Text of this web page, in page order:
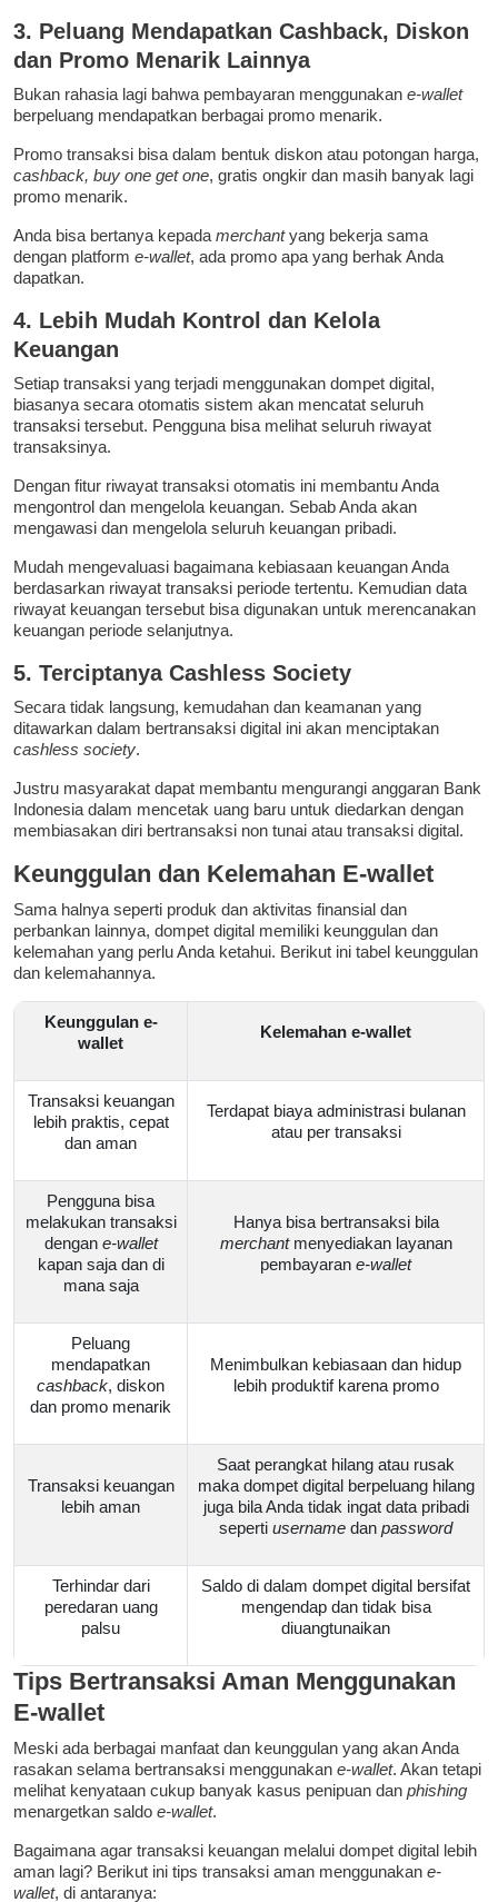
3. Peluang Mendapatkan Cashback, Diskon
dan Promo Menarik Lainnya
Bukan rahasia lagi bahwa pembayaran menggunakan e-wallet
berpeluang mendapatkan berbagai promo menarik.
Promo transaksi bisa dalam bentuk diskon atau potongan harga,
cashback, buy one get one, gratis ongkir dan masih banyak lagi
promo menarik.
Anda bisa bertanya kepada merchantyang bekerja sama
dengan platform e-wallet, ada promo apa yang berhak Anda
dapatkan.
4. Lebih Mudah Kontrol dan Kelola
Keuangan
Setiap transaksi yang terjadi menggunakan dompet digital,
biasanya secara otomatis sistem akan mencatat seluruh
transaksi tersebut. Pengguna bisa melihat seluruh riwayat
transaksinya.
Dengan fitur riwayat transaksi otomatis ini membantu Anda
mengontrol dan mengelola keuangan. Sebab Anda akan
mengawasi dan mengelola seluruh keuangan pribadi.
Mudah mengevaluasi bagaimana kebiasaan keuangan Anda
berdasarkan riwayat transaksi periode tertentu. Kemudian data
riwayat keuangan tersebut bisa digunakan untuk merencanakan
keuangan periode selanjutnya.
5. Terciptanya Cashless Society
Secara tidak langsung, kemudahan dan keamanan yang
ditawarkan dalam bertransaksi digital ini akan menciptakan
cashless society.
Justru masyarakat dapat membantu mengurangi anggaran Bank
Indonesia dalam mencetak uang baru untuk diedarkan dengan
membiasakan diri bertransaksi non tunai atau transaksi digital.
Keunggulan dan Kelemahan E-wallet
Sama halnya seperti produk dan aktivitas finansial dan
perbankan lainnya, dompet digital memiliki keunggulan dan
kelemahan yang perlu Anda ketahui. Berikut ini tabel keunggulan
dan kelemahannya.
Keunggulan e-
wallet
Kelemahan e-wallet
Transaksi keuangan
lebih praktis, cepat
dan aman
Terdapat biaya administrasi bulanan
atau per transaksi
Pengguna bisa
melakukan transaksi
dengan e-wallet
kapan saja dan di
mana saja
Hanya bisa bertransaksi bila
merchantmenyediakan layanan
pembayaran e-wallet
Peluang
mendapatkan
cashback, diskon
dan promo menarik
Menimbulkan kebiasaan dan hidup
lebih produktif karena promo
Transaksi keuangan
lebih aman
Saat perangkat hilang atau rusak
maka dompet digital berpeluang hilang
juga bila Anda tidak ingat data pribadi
seperti username dan password
Terhindar dari
peredaran uang
palsu
Saldo di dalam dompet digital bersifat
mengendap dan tidak bisa
diuangtunaikan
Tips Bertransaksi Aman Menggunakan
E-wallet
Meski ada berbagai manfaat dan keunggulan yang akan Anda
rasakan selama bertransaksi menggunakan e-wallet. Akan tetapi
melihat kenyataan cukup banyak kasus penipuan dan phishing
menargetkan saldo e-wallet.
Bagaimana agar transaksi keuangan melalui dompet digital lebih
aman lagi? Berikut ini tips transaksi aman menggunakan e-
wallet, di antaranya: